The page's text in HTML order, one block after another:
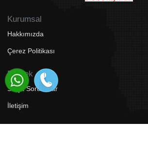
Kurumsal
Hakkımızda
Çerez Politikası
Destek
Sıkça Sorulanlar
İletişim